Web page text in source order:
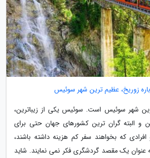
شهر سوئیس است. سوئیس یکی از زیباترین،
البته گران ترین کشورهای جهان حتی برای
که بخواهند سفر کم هزینه داشته باشند،
عنوان یک مقصد گردشگری فکر نمی نمایند. شاید